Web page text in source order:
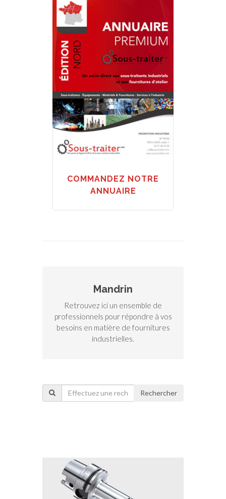
COMMANDEZ NOTRE
ANNUAIRE
Mandrin
Retrouvez ici un ensemble de
professionnels pour répondre à vos
besoins en matière de fournitures
industrielles.
Rechercher